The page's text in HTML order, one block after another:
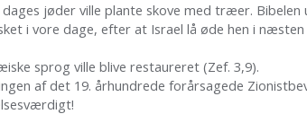
jøder ville plante skove med træer.
i vore dage, efter at Israel lå øde hen i
sprog ville blive restaureret (Zef. 3,9).
af det 19. århundrede forårsagede